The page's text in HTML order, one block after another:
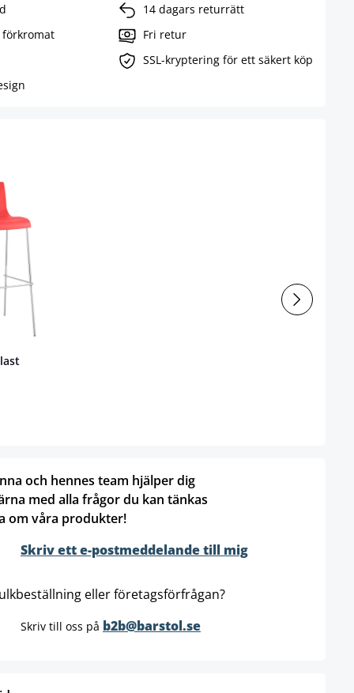
14 dagars returrätt
Fri retur
SSL-kryptering för ett säkert köp
och hennes team hjälper dig
med alla frågor du kan tänkas
om våra produkter!
Skriv ett e-postmeddelande till mig
eller företagsförfrågan?
Skriv till oss på b2b@barstol.se